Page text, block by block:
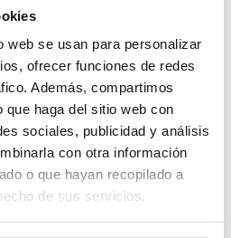
web se usan para personalizar
ofrecer funciones de redes
Además, compartimos
haga del sitio web con
sociales, publicidad y análisis
con otra información
o que hayan recopilado a
de sus servicios.
de Tapa y Fondo
(Pack 12 unidades)